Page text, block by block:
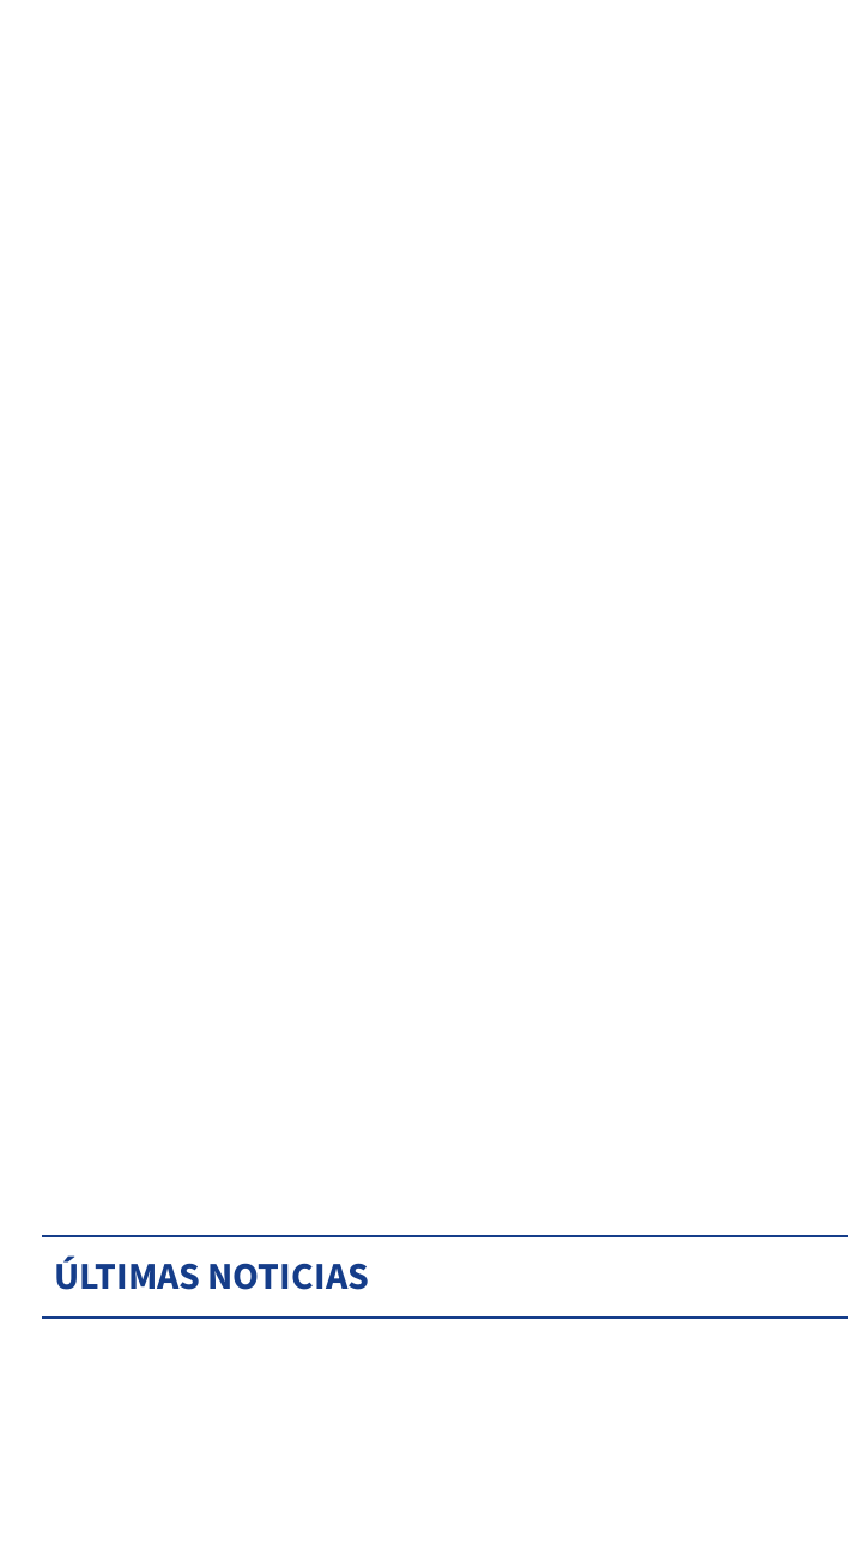
ÚLTIMAS NOTICIAS